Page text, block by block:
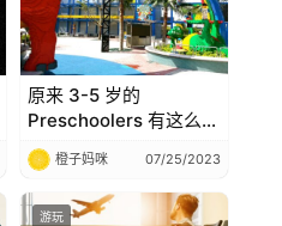
原来 3-5 岁的
Preschoolers 有这么多
免费的公园、游乐园！
教你领取免费幼儿园通
行证
橙子妈咪 07/25/2023
游玩